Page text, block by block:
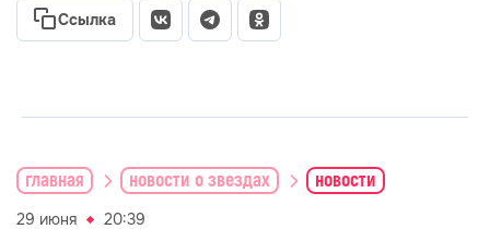
Ссылка
главная новости о звездах новости
29 июня 20:39